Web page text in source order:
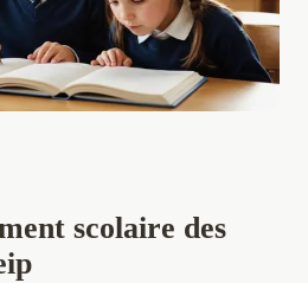
scolaire des